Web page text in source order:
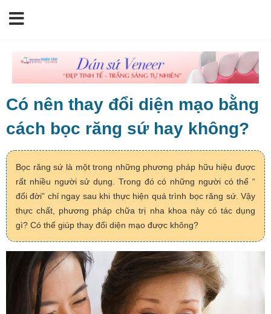
Có nên thay đổi diện mạo bằng
cách bọc răng sứ hay không?
Bọc răng sứ là một trong những phương pháp hữu hiệu được
rất nhiều người sử dụng. Trong đó có những người có thể “
đổi đời” chỉ ngay sau khi thực hiện quá trình bọc răng sứ. Vậy
thực chất, phương pháp chữa trị nha khoa này có tác dụng
gì? Có thể giúp thay đổi diện mạo được không?